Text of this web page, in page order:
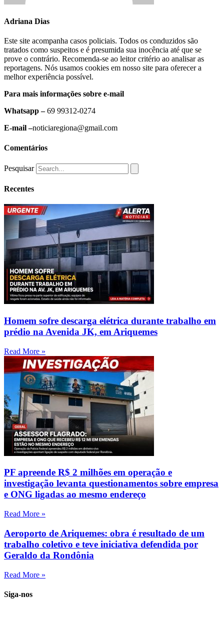
Adriana Dias
Este site acompanha casos policiais. Todos os conduzidos são
tratados como suspeitos e é presumida sua inocência até que se
prove o contrário. Recomenda-se ao leitor critério ao analisar as
reportagens. Nós usamos cookies em nosso site para oferecer a
melhor experiência possível.
Para mais informações sobre e-mail
Whatsapp –69 99312-0274
E-mail –noticiaregiona@gmail.com
Comentários
Pesquisar
Recentes
Homem sofre descarga elétrica durante trabalho em
prédio na Avenida JK, em Ariquemes
Read More »
PF apreende R$ 2 milhões em operação e
investigação levanta questionamentos sobre empresa
e ONG ligadas ao mesmo endereço
Read More »
Aeroporto de Ariquemes: obra é resultado de um
trabalho coletivo e teve iniciativa defendida por
Geraldo da Rondônia
Read More »
Siga-nos